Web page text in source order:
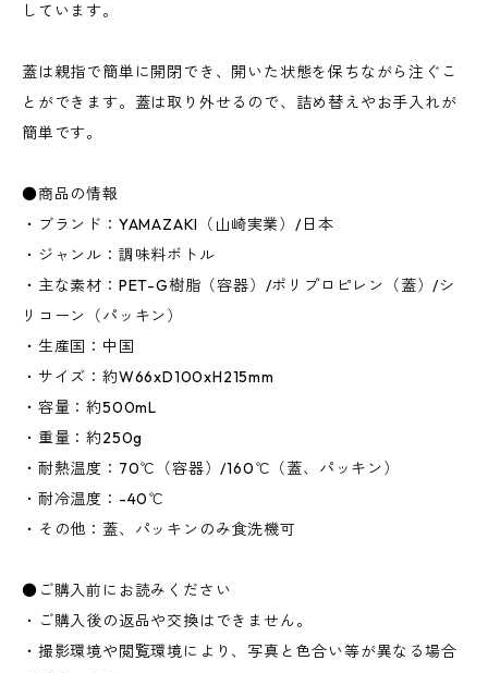
しています。
蓋は親指で簡単に開閉でき、開いた状態を保ちながら注ぐこ
とができます。蓋は取り外せるので、詰め替えやお手入れが
簡単です。
●商品の情報
・ブランド：YAMAZAKI（山崎実業）/日本
・ジャンル：調味料ボトル
・主な素材：PET-G樹脂（容器）/ポリプロピレン（蓋）/シ
リコーン（パッキン）
・生産国：中国
・サイズ：約W66xD100xH215mm
・容量：約500mL
・重量：約250g
・耐熱温度：70℃（容器）/160℃（蓋、パッキン）
・耐冷温度：-40℃
・その他：蓋、パッキンのみ食洗機可
●ご購入前にお読みください
・ご購入後の返品や交換はできません。
・撮影環境や閲覧環境により、写真と色合い等が異なる場合